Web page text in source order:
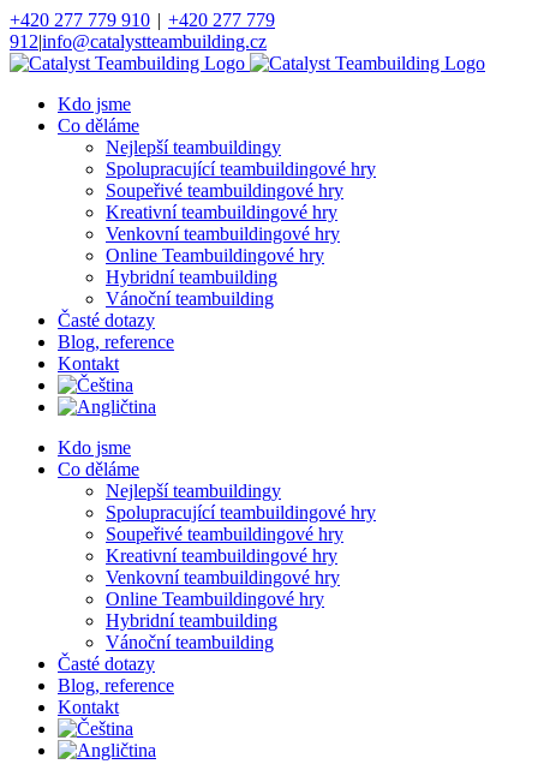
Přeskočit
na
obsah
+420 277 779 910 | +420 277 779
912|info@catalystteambuilding.cz
Facebook
Instagram
Kdo jsme
Co děláme
Nejlepší teambuildingy
Spolupracující teambuildingové hry
Soupeřivé teambuildingové hry
Kreativní teambuildingové hry
Venkovní teambuildingové hry
Online Teambuildingové hry
Hybridní teambuilding
Vánoční teambuilding
Časté dotazy
Blog, reference
Kontakt
Kdo jsme
Co děláme
Nejlepší teambuildingy
Spolupracující teambuildingové hry
Soupeřivé teambuildingové hry
Kreativní teambuildingové hry
Venkovní teambuildingové hry
Online Teambuildingové hry
Hybridní teambuilding
Vánoční teambuilding
Časté dotazy
Blog, reference
Kontakt